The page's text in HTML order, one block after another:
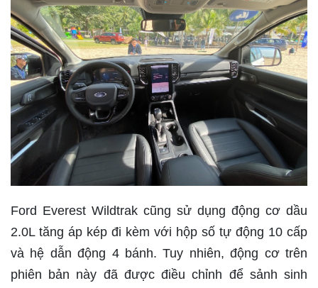
Ford Everest Wildtrak cũng sử dụng động cơ dầu
2.0L tăng áp kép đi kèm với hộp số tự động 10 cấp
và hệ dẫn động 4 bánh. Tuy nhiên, động cơ trên
phiên bản này đã được điều chỉnh để sảnh sinh